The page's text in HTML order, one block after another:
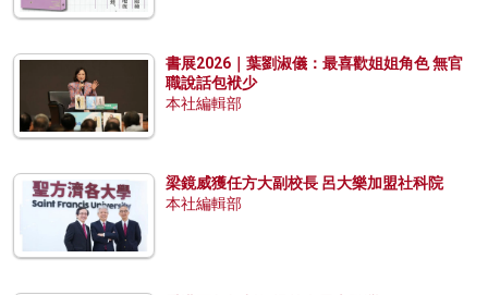
書展2026｜葉劉淑儀：最喜歡姐姐角色 無官
職說話包袱少
本社編輯部
梁鏡威獲任方大副校長 呂大樂加盟社科院
本社編輯部